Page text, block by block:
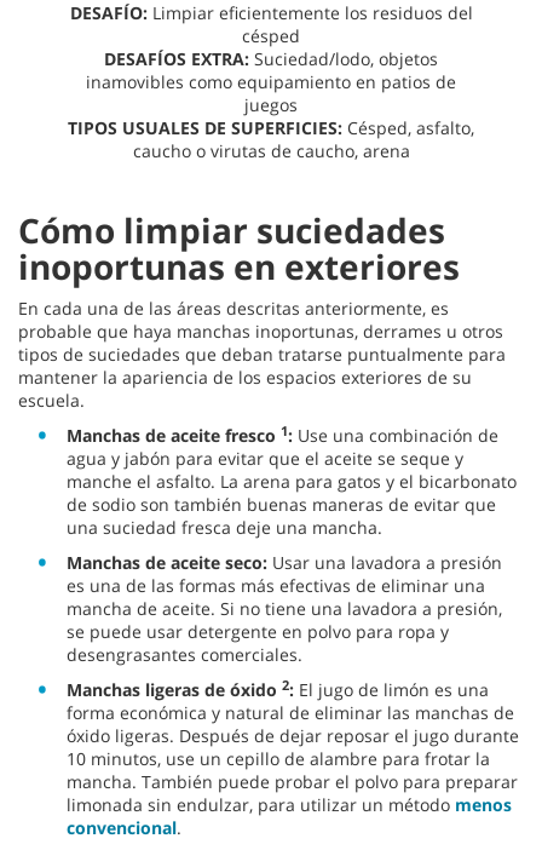
DESAFÍO: Limpiar eficientemente los residuos del
césped
DESAFÍOS EXTRA: Suciedad/lodo, objetos
inamovibles como equipamiento en patios de
juegos
TIPOS USUALES DE SUPERFICIES: Césped, asfalto,
caucho o virutas de caucho, arena
Cómo limpiar suciedades
inoportunas en exteriores
En cada una de las áreas descritas anteriormente, es
probable que haya manchas inoportunas, derrames u otros
tipos de suciedades que deban tratarse puntualmente para
mantener la apariencia de los espacios exteriores de su
escuela.
Manchas de aceite fresco 1: Use una combinación de
agua y jabón para evitar que el aceite se seque y
manche el asfalto. La arena para gatos y el bicarbonato
de sodio son también buenas maneras de evitar que
una suciedad fresca deje una mancha.
Manchas de aceite seco: Usar una lavadora a presión
es una de las formas más efectivas de eliminar una
mancha de aceite. Si no tiene una lavadora a presión,
se puede usar detergente en polvo para ropa y
desengrasantes comerciales.
Manchas ligeras de óxido 2: El jugo de limón es una
forma económica y natural de eliminar las manchas de
óxido ligeras. Después de dejar reposar el jugo durante
10 minutos, use un cepillo de alambre para frotar la
mancha. También puede probar el polvo para preparar
limonada sin endulzar, para utilizar un método menos
convencional.